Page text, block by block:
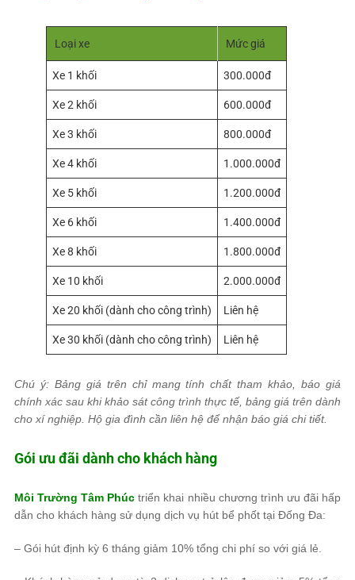
Loại xe Mức giá
Xe 1 khối 300.000đ
Xe 2 khối 600.000đ
Xe 3 khối 800.000đ
Xe 4 khối 1.000.000đ
Xe 5 khối 1.200.000đ
Xe 6 khối 1.400.000đ
Xe 8 khối 1.800.000đ
Xe 10 khối 2.000.000đ
Xe 20 khối (dành cho công trình) Liên hệ
Xe 30 khối (dành cho công trình) Liên hệ
Chú ý: Bảng giá trên chỉ mang tính chất tham khảo, báo giá
chính xác sau khi khảo sát công trình thực tế, bảng giá trên dành
cho xí nghiệp. Hộ gia đình cần liên hệ để nhận báo giá chi tiết.
Gói ưu đãi dành cho khách hàng
Môi Trường Tâm Phúc triển khai nhiều chương trình ưu đãi hấp
dẫn cho khách hàng sử dụng dịch vụ hút bể phốt tại Đống Đa:
– Gói hút định kỳ 6 tháng giảm 10% tổng chi phí so với giá lẻ.